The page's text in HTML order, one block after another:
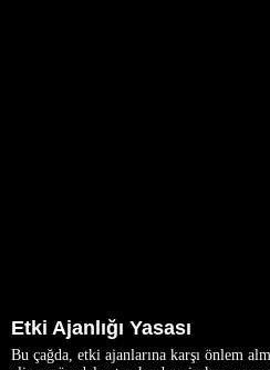
Etki Ajanlığı Yasası
Bu çağda, etki ajanlarına karşı önlem